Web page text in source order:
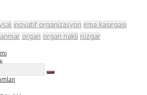
inovatif organizasyon irma kasırgası
organ organ nakli rüzgar